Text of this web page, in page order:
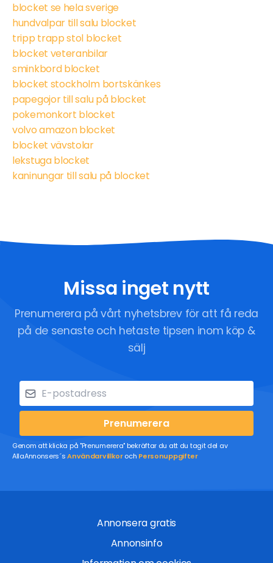
blocket se hela sverige
hundvalpar till salu blocket
tripp trapp stol blocket
blocket veteranbilar
sminkbord blocket
blocket stockholm bortskänkes
papegojor till salu på blocket
pokemonkort blocket
volvo amazon blocket
blocket vävstolar
lekstuga blocket
kaninungar till salu på blocket
Missa inget nytt
Prenumerera på vårt nyhetsbrev för att få reda
på de senaste och hetaste tipsen inom köp &
sälj
Prenumerera
Genom att klicka på "Prenumerera" bekräftar du att du tagit del av
AllaAnnonsers´sAnvändarvillkoroch Personuppgifter
Annonsera gratis
Annonsinfo